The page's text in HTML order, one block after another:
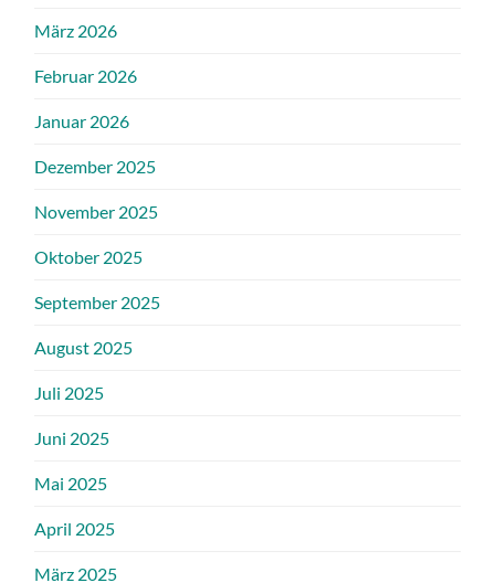
März 2026
Februar 2026
Januar 2026
Dezember 2025
November 2025
Oktober 2025
September 2025
August 2025
Juli 2025
Juni 2025
Mai 2025
April 2025
März 2025